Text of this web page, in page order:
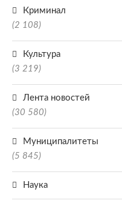
Криминал
(2 108)
Культура
(3 219)
Лента новостей
(30 580)
Муниципалитеты
(5 845)
Наука